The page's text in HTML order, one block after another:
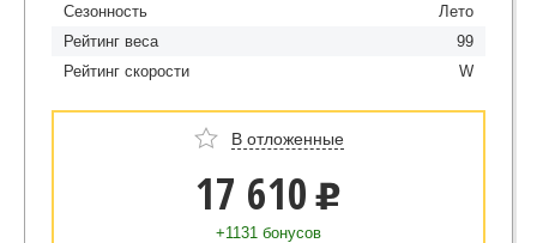
Сезонность
Лето
Рейтинг веса
99
Рейтинг скорости
W
В отложенные
17 610 u
+1131 бонусов